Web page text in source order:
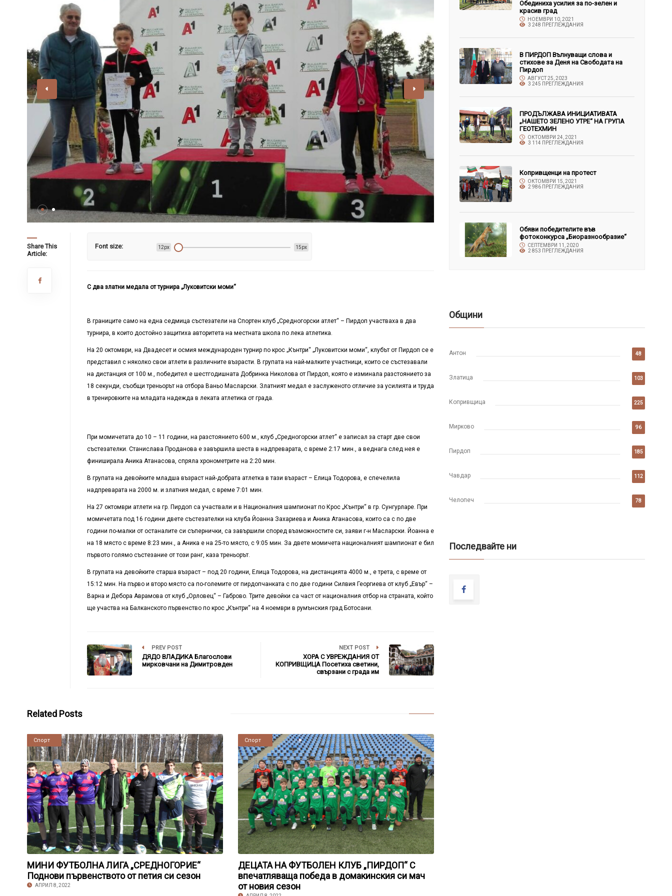
Share This
Article:
Font size: 12px 15px
С два златни медала от турнира „Луковитски моми“
В границите само на една седмица състезатели на Спортен клуб „Средногорски атлет“ – Пирдоп участваха в два
турнира, в които достойно защитиха авторитета на местната школа по лека атлетика.
На 20 октомври, на Двадесет и осмия международен турнир по крос „Кънтри“ „Луковитски моми“, клубът от Пирдоп се е
представил с няколко свои атлети в различните възрасти. В групата на най-малките участници, които се състезавали
на дистанция от 100 м., победител е шестгодишната Добринка Николова от Пирдоп, която е изминала разстоянието за
18 секунди, съобщи треньорът на отбора Ваньо Масларски. Златният медал е заслуженото отличие за усилията и труда
в тренировките на младата надежда в леката атлетика от града.
При момичетата до 10 – 11 години, на разстоянието 600 м., клуб „Средногорски атлет“ е записал за старт две свои
състезателки. Станислава Проданова е завършила шеста в надпреварата, с време 2:17 мин., а веднага след нея е
финиширала Аника Атанасова, спряла хронометрите на 2:20 мин.
В групата на девойките младша възраст най-добрата атлетка в тази възраст – Елица Тодорова, е спечелила
надпреварата на 2000 м. и златния медал, с време 7:01 мин.
На 27 октомври атлети на гр. Пирдоп са участвали и в Националния шампионат по Крос „Кънтри“ в гр. Сунгурларе. При
момичетата под 16 години двете състезателки на клуба Йоанна Захариева и Аника Атанасова, които са с по две
години по-малки от останалите си съпернички, са завършили според възможностите си, заяви г-н Масларски. Йоанна е
на 18 място с време 8:23 мин., а Аника е на 25-то място, с 9:05 мин. За двете момичета националният шампионат е бил
първото голямо състезание от този ранг, каза треньорът.
В групата на девойките старша възраст – под 20 години, Елица Тодорова, на дистанцията 4000 м., е трета, с време от
15:12 мин. На първо и второ място са по-големите от пирдопчанката с по две години Силвия Георгиева от клуб „Евър“ –
Варна и Дебора Аврамова от клуб „Орловец“ – Габрово. Трите девойки са част от националния отбор на страната, който
ще участва на Балканското първенство по крос „Кънтри“ на 4 ноември в румънския град Ботосани.
PREV POST
ДЯДО ВЛАДИКА Благослови
мирковчани на Димитровден
NEXT POST
ХОРА С УВРЕЖДАНИЯ ОТ
КОПРИВЩИЦА Посетиха светини,
свързани с града им
Related Posts
Новини
Спорт
МИНИ ФУТБОЛНА ЛИГА „СРЕДНОГОРИЕ“
Поднови първенството от петия си сезон
АПРИЛ 8, 2022
Новини
Спорт
ДЕЦАТА НА ФУТБОЛЕН КЛУБ „ПИРДОП“ С
впечатляваща победа в домакинския си мач
от новия сезон
Обединиха усилия за по-зелен и
красив град
НОЕМВРИ 10, 2021
3 248 ПРЕГЛЕЖДАНИЯ
В ПИРДОП Вълнуващи слова и
стихове за Деня на Свободата на
Пирдоп
АВГУСТ 25, 2023
3 245 ПРЕГЛЕЖДАНИЯ
ПРОДЪЛЖАВА ИНИЦИАТИВАТА
„НАШЕТО ЗЕЛЕНО УТРЕ“ НА ГРУПА
ГЕОТЕХМИН
ОКТОМВРИ 24, 2021
3 114 ПРЕГЛЕЖДАНИЯ
Копривщенци на протест
ОКТОМВРИ 15, 2021
2 986 ПРЕГЛЕЖДАНИЯ
Обяви победителите във
фотоконкурса „Биоразнообразие“
СЕПТЕМВРИ 11, 2020
2 853 ПРЕГЛЕЖДАНИЯ
Общини
Антон 48
Златица 103
Копривщица 225
Мирково 96
Пирдоп 185
Чавдар 112
Челопеч 78
Последвайте ни